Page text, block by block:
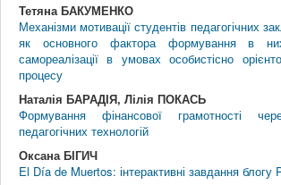
Тетяна БАКУМЕНКО
Механізми мотивації студентів педагогічних
як основного фактора формування в
самореалізації в умовах особистісно
процесу
Наталія БАРАДІЯ, Лілія ПОКАСЬ
Формування фінансової грамотності
педагогічних технологій
Оксана БІГИЧ
El Día de Muertos: інтерактивні завдання блогу